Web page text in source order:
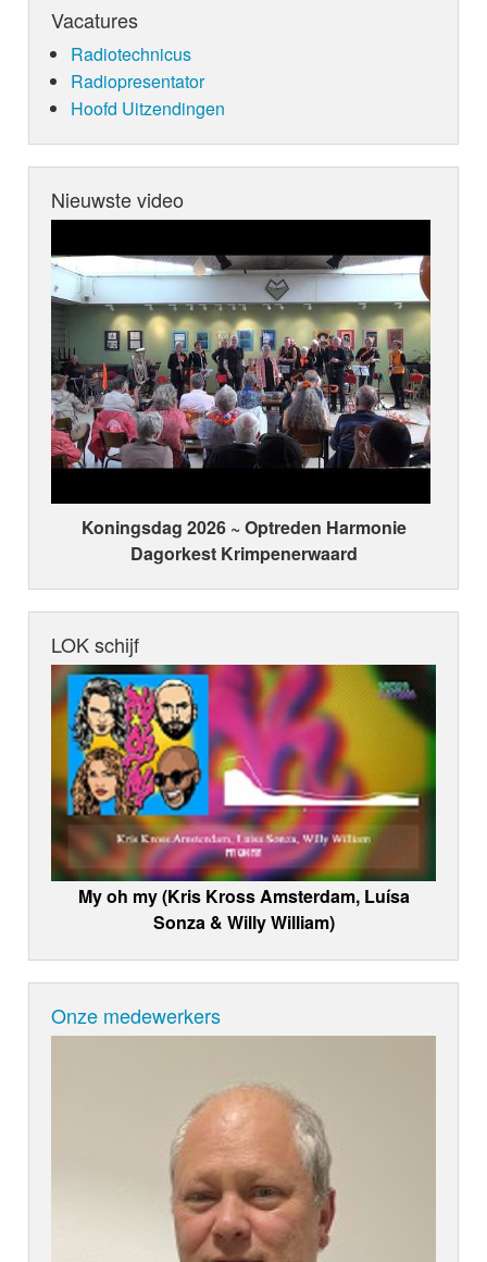
Vacatures
Radiotechnicus
Radiopresentator
Hoofd Uitzendingen
Nieuwste video
Koningsdag 2026 ~ Optreden Harmonie
Dagorkest Krimpenerwaard
LOK schijf
My oh my (Kris Kross Amsterdam, Luísa
Sonza & Willy William)
Onze medewerkers